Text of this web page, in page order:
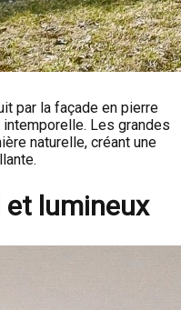
par la façade en pierre
Les grandes
naturelle, créant une
et lumineux